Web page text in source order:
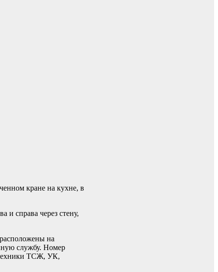
кране на кухне, в
и справа через стену,
на
службу. Номер
ТСЖ, УК,